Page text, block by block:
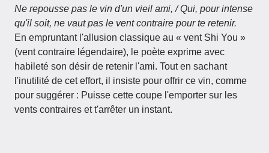
Ne repousse pas le vin d'un vieil ami, / Qui, pour intense
qu'il soit, ne vaut pas le vent contraire pour te retenir.
En empruntant l'allusion classique au « vent Shi You »
(vent contraire légendaire), le poète exprime avec
habileté son désir de retenir l'ami. Tout en sachant
l'inutilité de cet effort, il insiste pour offrir ce vin, comme
pour suggérer : Puisse cette coupe l'emporter sur les
vents contraires et t'arrêter un instant.